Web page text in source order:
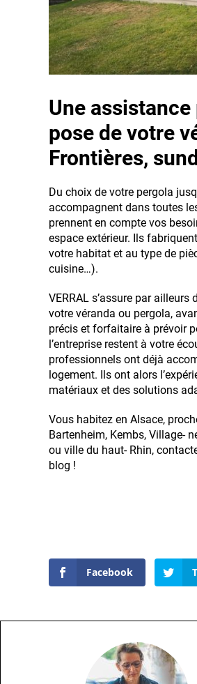
Une
pose de votre
Frontières,
Du choix de votre pergola
accompagnent dans toutes
prennent en compte vos
espace extérieur. Ils
votre habitat et au type de
cuisine…).
VERRAL s’assure par
votre véranda ou pergola,
précis et forfaitaire à prévoir
l’entreprise restent à votre
professionnels ont déjà
logement. Ils ont alors
matériaux et des solutions
Vous habitez en Alsace,
Bartenheim, Kembs, Village-
ou ville du haut- Rhin,
blog !
Facebook